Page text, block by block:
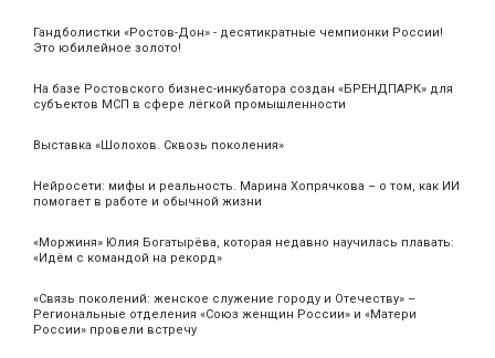
Гандболистки «Ростов-Дон» - десятикратные чемпионки России!
Это юбилейное золото!
На базе Ростовского бизнес-инкубатора создан «БРЕНДПАРК» для
субъектов МСП в сфере лёгкой промышленности
Выставка «Шолохов. Сквозь поколения»
Нейросети: мифы и реальность. Марина Хопрячкова – о том, как ИИ
помогает в работе и обычной жизни
«Моржиня» Юлия Богатырёва, которая недавно научилась плавать:
«Идём с командой на рекорд»
«Связь поколений: женское служение городу и Отечеству» –
Региональные отделения «Союз женщин России» и «Матери
России» провели встречу